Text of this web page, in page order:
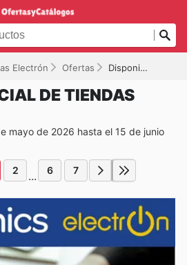
Electrón Ofertas Disponible hasta el 15/06/2026
DE TIENDAS
mayo de 2026 hasta el 15 de junio
2 ... 6 7